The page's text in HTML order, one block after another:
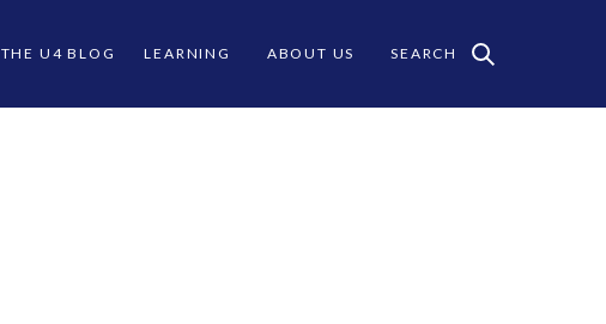
THE U4 BLOG LEARNING ABOUT US SEARCH